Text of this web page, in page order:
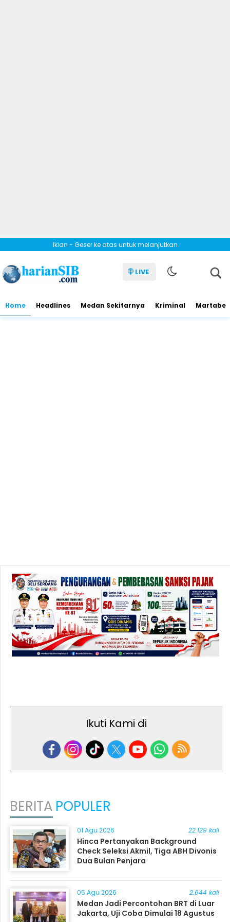
Iklan - Geser ke atas untuk melanjutkan
LIVE
Home Headlines Medan Sekitarnya Kriminal Martabe
Ikuti Kami di
BERITA POPULER
01 Agu 2026 22.129 kali
Hinca Pertanyakan Background
Check Seleksi Akmil, Tiga ABH Divonis
Dua Bulan Penjara
05 Agu 2026 2.644 kali
Medan Jadi Percontohan BRT di Luar
Jakarta, Uji Coba Dimulai 18 Agustus